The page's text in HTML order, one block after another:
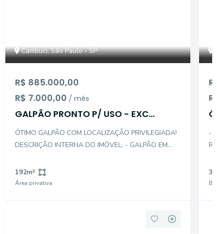
Cambuci, São Paulo - SP
R$ 885.000,00
R$ 7.000,00 / mês
GALPÃO PRONTO P/ USO - EXC
LOCALIZAÇÃO - CAMBUCI
ÓTIMO GALPÃO COM LOCALIZAÇÃO PRIVILEGIADA!
DESCRIÇÃO INTERNA DO IMÓVEL: - GALPÃO EM
NOS FUNDOS - MEZANINO COM ESPAÇO PARA
ESCRITÓRIO - BANHEIRO NO MEZANINO - GALPÃO
192m²
Área privativa
-
3